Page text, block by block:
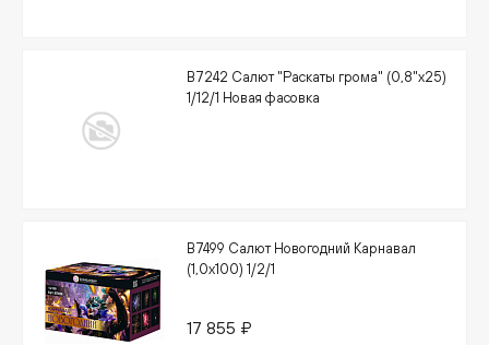
В7242 Салют "Раскаты грома" (0,8"х25)
1/12/1 Новая фасовка
В7499 Салют Новогодний Карнавал
(1,0х100) 1/2/1
17 855 ₽